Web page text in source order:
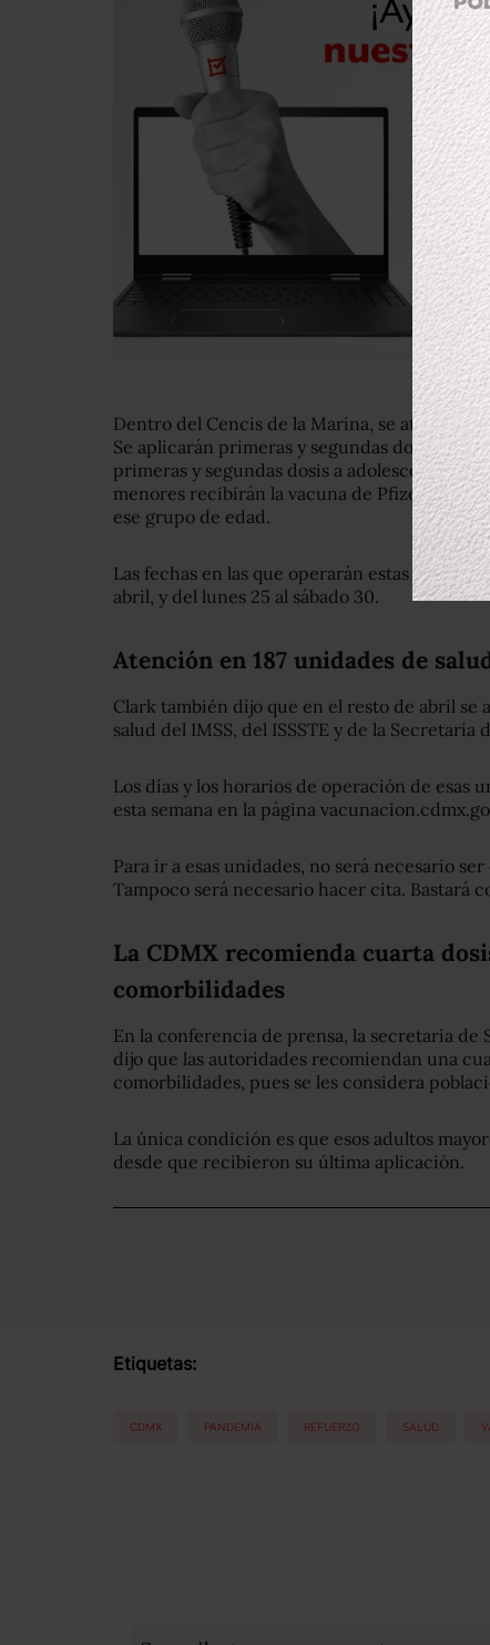
Dentro del Cencis de la Marina, se atenderá
Se aplicarán primeras y segundas dosis a
primeras y segundas dosis a adolescentes de
menores recibirán la vacuna de Pfizer, pues
ese grupo de edad.
Las fechas en las que operarán estas
abril, y del lunes 25 al sábado 30.
Atención en 187 unidades de
Clark también dijo que en el resto de abril se
salud del IMSS, del ISSSTE y de la Secretaría
Los días y los horarios de operación de esas
esta semana en la página
Para ir a esas unidades, no será necesario
Tampoco será necesario hacer cita. Bastará
La CDMX recomienda cuarta
comorbilidades
En la conferencia de prensa, la secretaria de
dijo que las autoridades recomiendan una
comorbilidades, pues se les considera
La única condición es que esos adultos
desde que recibieron su última aplicación.
Etiquetas:
CDMX PANDEMIA REFUERZO SALUD